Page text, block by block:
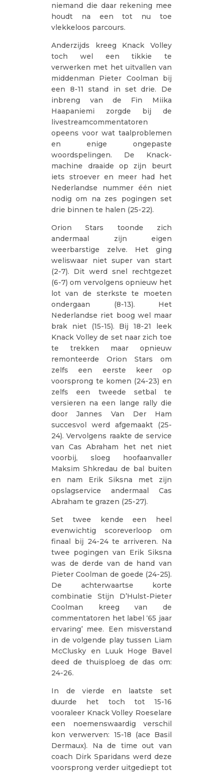
niemand die daar rekening mee
houdt na een tot nu toe
vlekkeloos parcours.
Anderzijds kreeg Knack Volley
toch wel een tikkie te
verwerken met het uitvallen van
middenman Pieter Coolman bij
een 8-11 stand in set drie. De
inbreng van de Fin Miika
Haapaniemi zorgde bij de
livestreamcommentatoren
opeens voor wat taalproblemen
en enige ongepaste
woordspelingen. De Knack-
machine draaide op zijn beurt
iets stroever en meer had het
Nederlandse nummer één niet
nodig om na zes pogingen set
drie binnen te halen (25-22).
Orion Stars toonde zich
andermaal zijn eigen
weerbarstige zelve. Het ging
weliswaar niet super van start
(2-7). Dit werd snel rechtgezet
(6-7) om vervolgens opnieuw het
lot van de sterkste te moeten
ondergaan (8-13). Het
Nederlandse riet boog wel maar
brak niet (15-15). Bij 18-21 leek
Knack Volley de set naar zich toe
te trekken maar opnieuw
remonteerde Orion Stars om
zelfs een eerste keer op
voorsprong te komen (24-23) en
zelfs een tweede setbal te
versieren na een lange rally die
door Jannes Van Der Ham
succesvol werd afgemaakt (25-
24). Vervolgens raakte de service
van Cas Abraham het net niet
voorbij, sloeg hoofaanvaller
Maksim Shkredau de bal buiten
en nam Erik Siksna met zijn
opslagservice andermaal Cas
Abraham te grazen (25-27).
Set twee kende een heel
evenwichtig scoreverloop om
finaal bij 24-24 te arriveren. Na
twee pogingen van Erik Siksna
was de derde van de hand van
Pieter Coolman de goede (24-25).
De achterwaartse korte
combinatie Stijn D’Hulst-Pieter
Coolman kreeg van de
commentatoren het label ‘65 jaar
ervaring’ mee. Een misverstand
in de volgende play tussen Liam
McClusky en Luuk Hoge Bavel
deed de thuisploeg de das om:
24-26.
In de vierde en laatste set
duurde het toch tot 15-16
vooraleer Knack Volley Roeselare
een noemenswaardig verschil
kon verwerven: 15-18 (ace Basil
Dermaux). Na de time out van
coach Dirk Sparidans werd deze
voorsprong verder uitgediept tot